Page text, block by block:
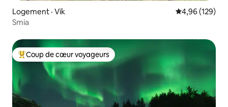
Logement · Vik Note
4,96 (129)
Smia
Coup de cœur voyageurs parmi les plus aimés
Coup de cœur voyageurs